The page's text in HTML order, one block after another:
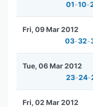
01-10-
03-32-
Fri, 09 Mar 2012
23-24-
Tue, 06 Mar 2012
Fri, 02 Mar 2012